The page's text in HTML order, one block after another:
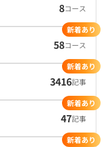
8コース
58コース
新着あり
3416記事
新着あり
47記事
新着あり
新着あり